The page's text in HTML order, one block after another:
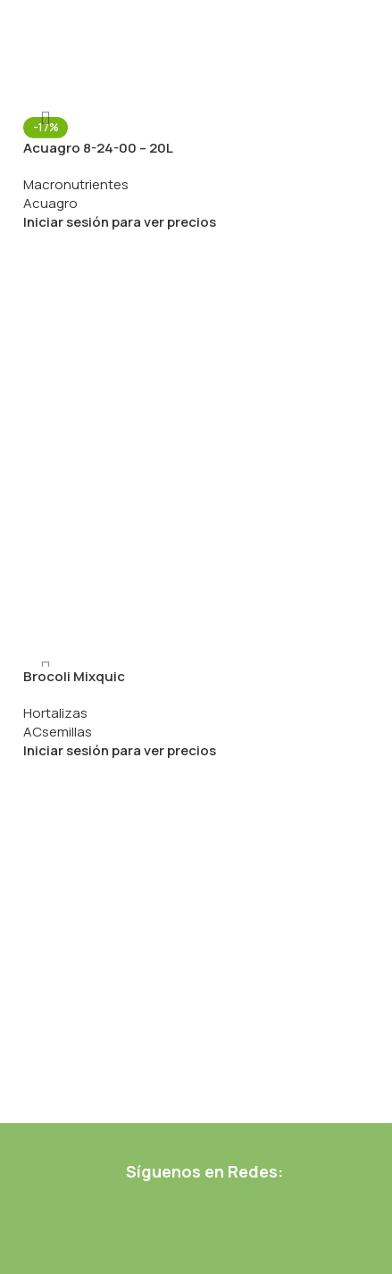
-17%
Acuagro 8-24-00 – 20L
Macronutrientes
Acuagro
Iniciar sesión para ver precios
Brocoli Mixquic
Hortalizas
ACsemillas
Iniciar sesión para ver precios
Síguenos en Redes: